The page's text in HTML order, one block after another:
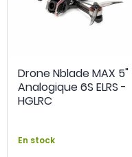
Drone Nblade MAX 5"
Analogique 6S ELRS -
HGLRC
En stock